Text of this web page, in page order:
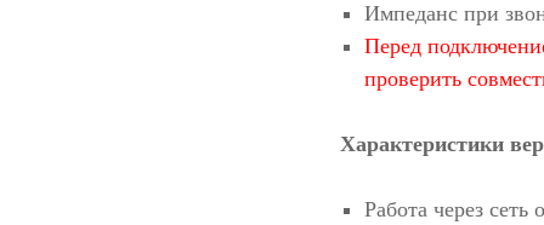
Импеданс при
Перед
проверить
Характеристики
Работа через сеть